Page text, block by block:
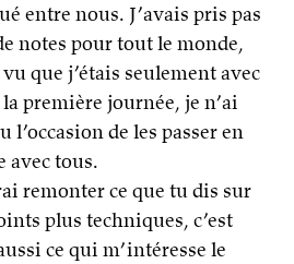
entre nous. J’avais pris pas
notes pour tout le monde,
que j’étais seulement avec
première journée, je n’ai
l’occasion de les passer en
avec tous.
remonter ce que tu dis sur
plus techniques, c’est
ce qui m’intéresse le